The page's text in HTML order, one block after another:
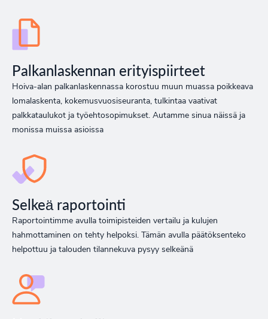
Palkanlaskennan erityispiirteet
Hoiva-alan palkanlaskennassa korostuu muun muassa poikkeava
lomalaskenta, kokemusvuosiseuranta, tulkintaa vaativat
palkkataulukot ja työehtosopimukset. Autamme sinua näissä ja
monissa muissa asioissa
Selkeä raportointi
Raportointimme avulla toimipisteiden vertailu ja kulujen
hahmottaminen on tehty helpoksi. Tämän avulla päätöksenteko
helpottuu ja talouden tilannekuva pysyy selkeänä